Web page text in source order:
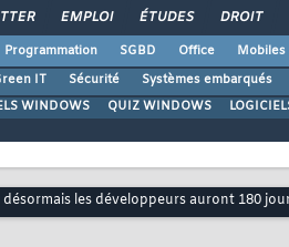
EMPLOI ÉTUDES DROIT
Programmation SGBD Office Mobiles
IT Sécurité Systèmes embarqués
WINDOWS QUIZ WINDOWS
les développeurs auront 180